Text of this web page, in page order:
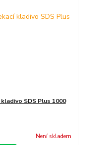
SDS Plus 1000
Není skladem